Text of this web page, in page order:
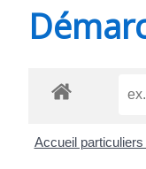
SAINT-
Accueil particuliers